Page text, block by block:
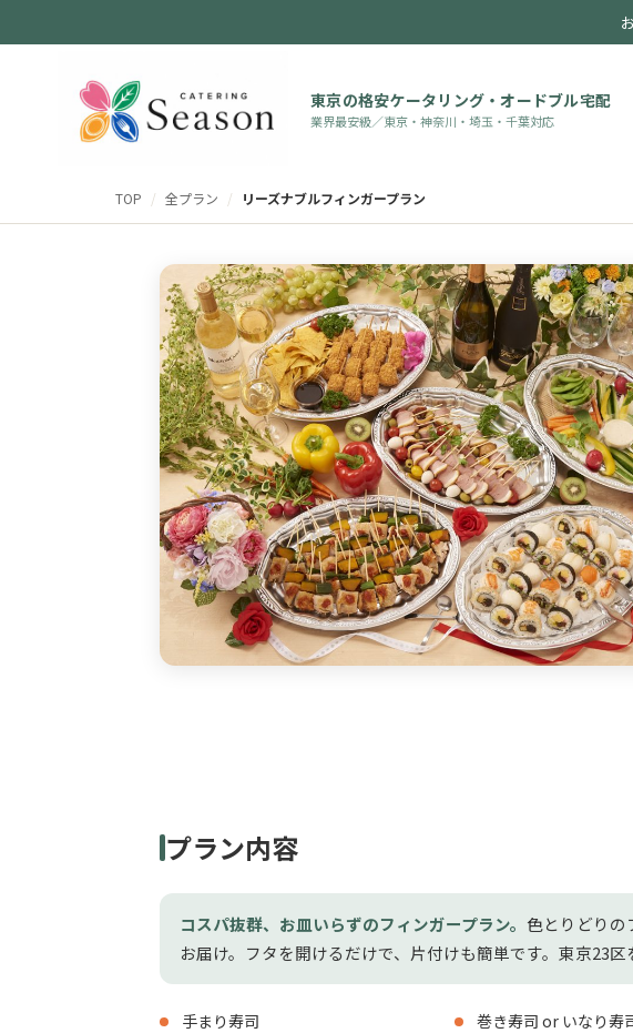
東京の格安ケータリング・オードブル宅配
業界最安級／東京・神奈川・埼玉・千葉対応
TOP / 全プラン / リーズナブルフィンガープラン
プラン内容
コスパ抜群、お皿いらずのフィンガープラン。 色とりどりの
お届け。フタを開けるだけで、片付けも簡単です。東京23
手まり寿司
巻き寿司 or いなり寿